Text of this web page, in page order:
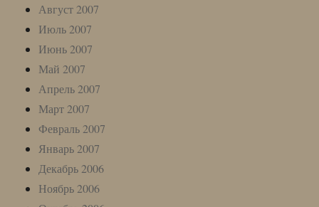
Август 2007
Июль 2007
Июнь 2007
Май 2007
Апрель 2007
Март 2007
Февраль 2007
Январь 2007
Декабрь 2006
Ноябрь 2006